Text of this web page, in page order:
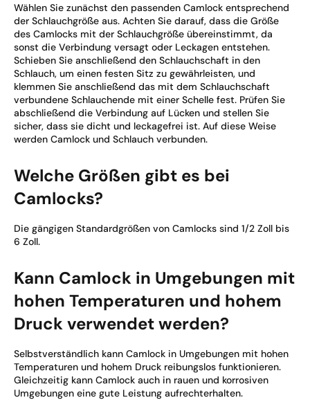
Wählen Sie zunächst den passenden Camlock entsprechend
der Schlauchgröße aus. Achten Sie darauf, dass die Größe
des Camlocks mit der Schlauchgröße übereinstimmt, da
sonst die Verbindung versagt oder Leckagen entstehen.
Schieben Sie anschließend den Schlauchschaft in den
Schlauch, um einen festen Sitz zu gewährleisten, und
klemmen Sie anschließend das mit dem Schlauchschaft
verbundene Schlauchende mit einer Schelle fest. Prüfen Sie
abschließend die Verbindung auf Lücken und stellen Sie
sicher, dass sie dicht und leckagefrei ist. Auf diese Weise
werden Camlock und Schlauch verbunden.
Welche Größen gibt es bei
Camlocks?
Die gängigen Standardgrößen von Camlocks sind 1/2 Zoll bis
6 Zoll.
Kann Camlock in Umgebungen mit
hohen Temperaturen und hohem
Druck verwendet werden?
Selbstverständlich kann Camlock in Umgebungen mit hohen
Temperaturen und hohem Druck reibungslos funktionieren.
Gleichzeitig kann Camlock auch in rauen und korrosiven
Umgebungen eine gute Leistung aufrechterhalten.